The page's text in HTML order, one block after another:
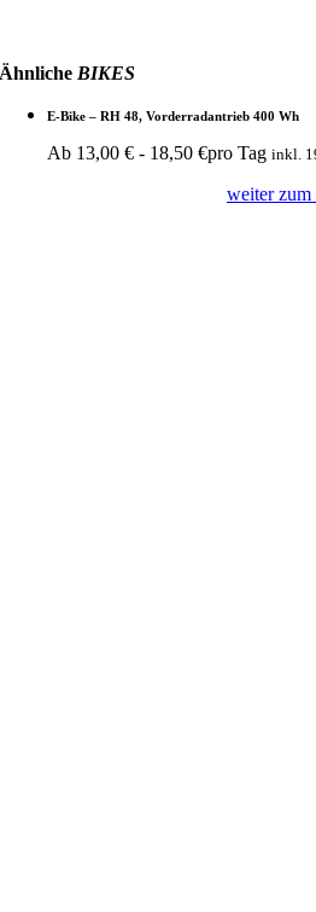
Ähnliche BIKES
E-Bike – RH 48, Vorderradantrieb 400 Wh
Ab 13,00€ - 18,50€pro Tag inkl.
weiter